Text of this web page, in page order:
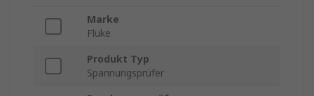
Marke
Fluke
Produkt Typ
Spannungsprüfer